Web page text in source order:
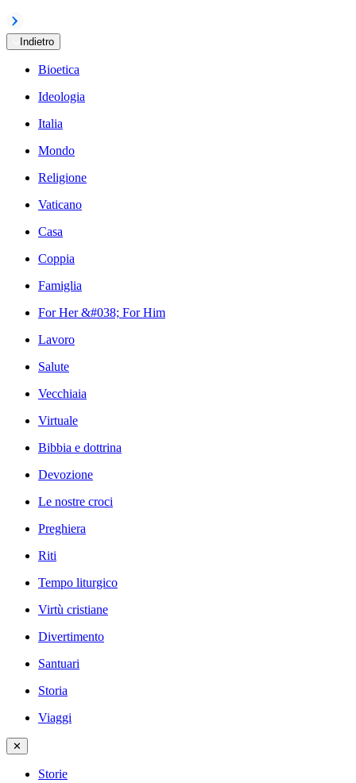
Indietro
Bioetica
Ideologia
Italia
Mondo
Religione
Vaticano
Casa
Coppia
Famiglia
For Her &#038; For Him
Lavoro
Salute
Vecchiaia
Virtuale
Bibbia e dottrina
Devozione
Le nostre croci
Preghiera
Riti
Tempo liturgico
Virtù cristiane
Divertimento
Santuari
Storia
Viaggi
✕
Storie